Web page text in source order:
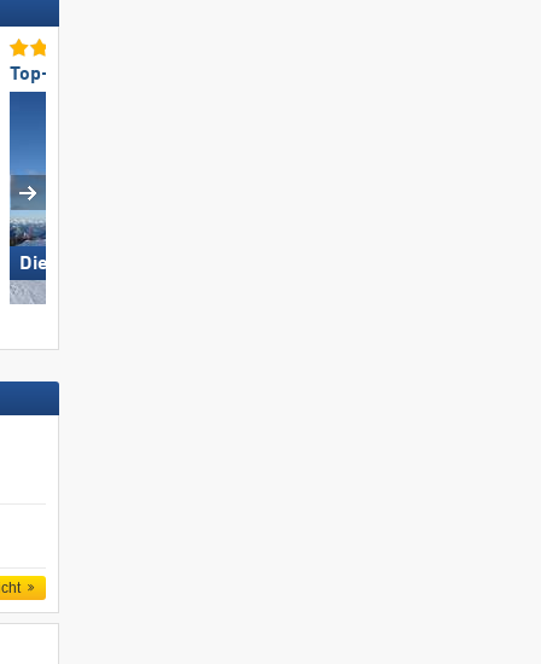
Top-Schneesicherheit
Die Tauplitz